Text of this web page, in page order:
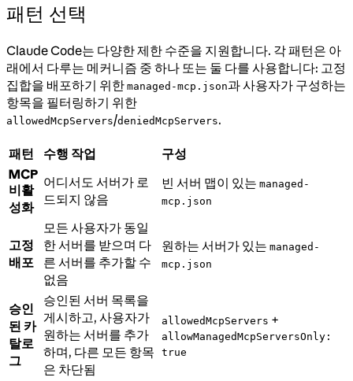
패턴 선택
Claude Code는 다양한 제한 수준을 지원합니다. 각 패턴은 아
래에서 다루는 메커니즘 중 하나 또는 둘 다를 사용합니다: 고정
집합을 배포하기 위한 managed-mcp.json과 사용자가 구성하는
항목을 필터링하기 위한
allowedMcpServers/deniedMcpServers.
패턴 수행 작업
구성
MCP
비활
성화
어디서도 서버가 로
드되지 않음
빈 서버 맵이 있는 managed-
mcp.json
고정
배포
모든 사용자가 동일
한 서버를 받으며 다
른 서버를 추가할 수
없음
원하는 서버가 있는 managed-
mcp.json
승인
된 카
탈로
그
승인된 서버 목록을
게시하고, 사용자가
원하는 서버를 추가
하며, 다른 모든 항목
은 차단됨
allowedMcpServers +
allowManagedMcpServersOnly:
true